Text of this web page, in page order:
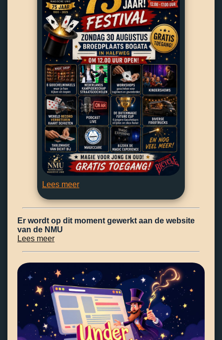
Lees meer
Er wordt op dit moment gewerkt aan de website
van de NMU
Lees meer